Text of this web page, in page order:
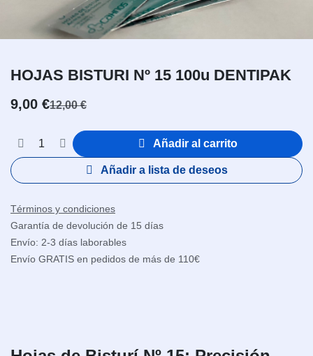
HOJAS BISTURI Nº 15 100u DENTIPAK
9,00 €12,00€
Añadir al carrito
Añadir a lista de deseos
Términos y condiciones
Garantía de devolución de 15 días
Envío: 2-3 días laborables
Envío GRATIS en pedidos de más de 110€